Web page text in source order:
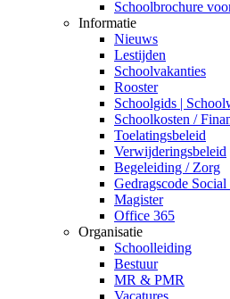
Schoolbrochure
Informatie
Nieuws
Lestijden
Schoolvakanties
Rooster
Schoolgids |
Schoolkosten /
Toelatingsbeleid
Verwijderingsbeleid
Begeleiding / Zorg
Gedragscode
Magister
Office 365
Organisatie
Schoolleiding
Bestuur
MR & PMR
Vacatures